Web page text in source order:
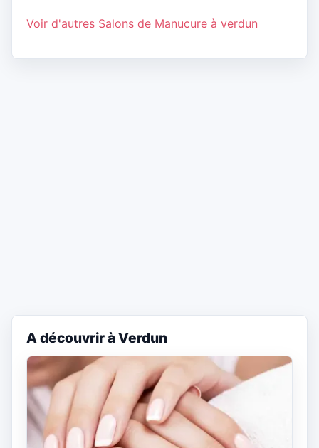
Voir d'autres Salons de Manucure à verdun
A découvrir à Verdun